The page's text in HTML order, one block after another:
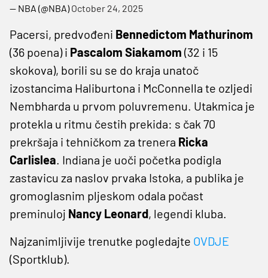
— NBA (@NBA)October 24, 2025
Pacersi, predvođeni Bennedictom Mathurinom
(36 poena) i Pascalom Siakamom (32 i 15
skokova), borili su se do kraja unatoč
izostancima Haliburtona i McConnella te ozljedi
Nembharda u prvom poluvremenu. Utakmica je
protekla u ritmu čestih prekida: s čak 70
prekršaja i tehničkom za trenera Ricka
Carlislea. Indiana je uoči početka podigla
zastavicu za naslov prvaka Istoka, a publika je
gromoglasnim pljeskom odala počast
preminuloj Nancy Leonard, legendi kluba.​
Najzanimljivije trenutke pogledajte OVDJE
(Sportklub).